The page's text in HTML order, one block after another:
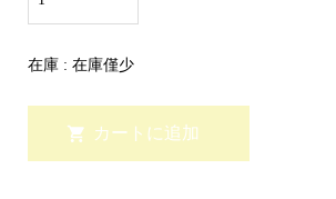
在庫 : 在庫僅少